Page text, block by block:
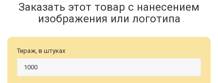
Заказать этот товар с нанесением
изображения или логотипа
Тираж, в штуках